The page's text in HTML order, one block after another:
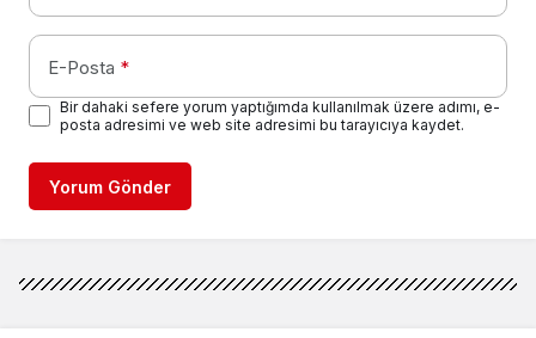
E-Posta *
Bir dahaki sefere yorum yaptığımda kullanılmak üzere adımı, e-
posta adresimi ve web site adresimi bu tarayıcıya kaydet.
Yorum Gönder